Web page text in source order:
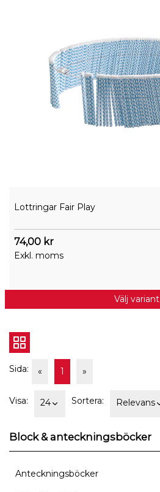
Block & anteckningsböcker
Anteckningsböcker
Lottringar Fair Play
74,00 kr
Exkl. moms
Välj variant
Sida: « 1 »
Visa: 24 Sortera: Relevans